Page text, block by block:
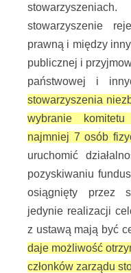
stowarzyszenie
prawną i między
publicznej i
państwowej i
stowarzyszenia
wybranie
najmniej 7 osób
uruchomić
pozyskiwaniu
osiągnięty przez
jedynie realizacji
z ustawą mają być
daje możliwość
członków zarządu